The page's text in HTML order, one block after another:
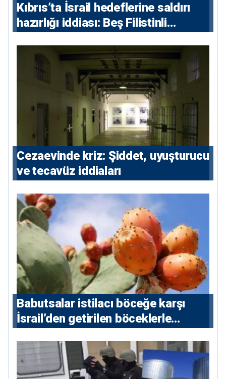
Kıbrıs’ta İsrail hedeflerine saldırı
hazırlığı iddiası: Beş Filistinli
Cezaevinde kriz: Şiddet, uyuşturucu
ve tecavüz iddiaları
Babutsalar istilacı böceğe karşı
İsrail’den getirilen böceklerle